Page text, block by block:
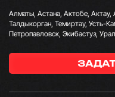
Алматы, Астана, Актобе, Актау,
Талдыкорган, Темиртау, Усть-
Петропавловск, Экибастуз,